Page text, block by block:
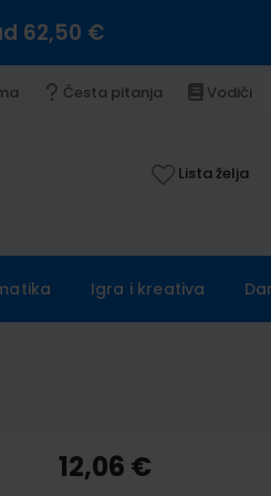
62,50 €
Česta pitanja Vodiči
Lista želja
Igra i kreativa
12,06 €